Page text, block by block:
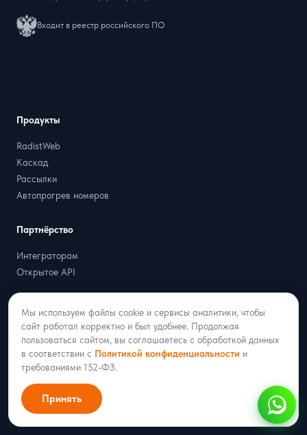
Входит в реестр российского ПО
Продукты
RadistWeb
Каскад
Рассылки
Автопрогрев номеров
Партнёрство
Интеграторам
Открытое API
Ресурсы
Цены
Кейсы
Генератор QR-кода для WhatsApp
Генератор ссылок для WhatsApp
Калькулятор стоимости WABA
Мы используем файлы cookie и сервисы аналитики, чтобы
сайт работал корректно и был удобнее. Продолжая
пользоваться сайтом, вы соглашаетесь с обработкой данных
в соответствии с Политикой конфиденциальности и
требованиями 152-ФЗ.
Принять